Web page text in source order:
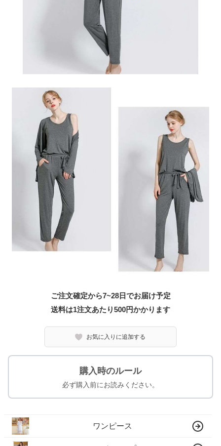
ご注文確定から7~28日でお届け予定
送料は1注文あたり500円かかります
お気に入りに追加する
購入時のルール
必ず購入前にお読みください。
ワンピース